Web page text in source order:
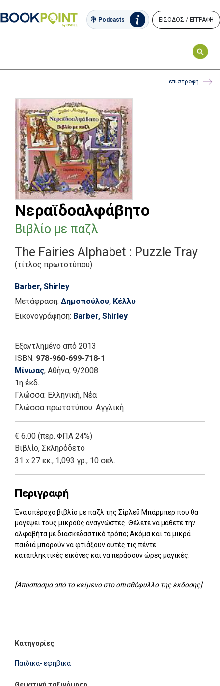
Podcasts ΕΙΣΟΔΟΣ / ΕΓΓΡΑΦΗ
επιστροφή
Νεραϊδοαλφάβητο
Βιβλίο με παζλ
The Fairies Alphabet : Puzzle Tray
(τίτλος πρωτοτύπου)
Barber, Shirley
Μετάφραση: Δημοπούλου, Κέλλυ
Εικονογράφηση: Barber, Shirley
Εξαντλημένο από 2013
ISBN: 978-960-699-718-1
Μίνωας, Αθήνα, 9/2008
1η έκδ.
Γλώσσα: Ελληνική, Νέα
Γλώσσα πρωτοτύπου: Αγγλική
€ 6.00 (περ. ΦΠΑ 24%)
Βιβλίο, Σκληρόδετο
31 x 27 εκ., 1,093 γρ., 10 σελ.
Περιγραφή
Ένα υπέροχο βιβλίο με παζλ της Σίρλεϋ Μπάρμπερ που θα
μαγέψει τους μικρούς αναγνώστες. Θέλετε να μάθετε την
αλφαβήτα με διασκεδαστικό τρόπο; Ακόμα και τα μικρά
παιδιά μπορούν να φτιάξουν αυτές τις πέντε
καταπληκτικές εικόνες και να περάσουν ώρες μαγικές.
[Απόσπασμα από το κείμενο στο οπισθόφυλλο της έκδοσης]
Κατηγορίες
Παιδικά- εφηβικά